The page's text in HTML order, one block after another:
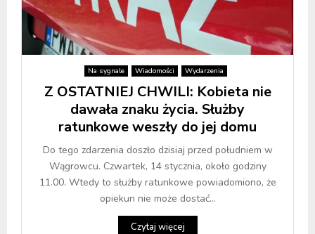
Na sygnale Wiadomości Wydarzenia
Z OSTATNIEJ CHWILI: Kobieta nie
dawała znaku życia. Służby
ratunkowe weszły do jej domu
Do tego zdarzenia doszło dzisiaj przed południem w
Wągrowcu. Czwartek, 14 stycznia, około godziny
11.00. Wtedy to służby ratunkowe powiadomiono, że
opiekun nie może dostać...
Czytaj więcej